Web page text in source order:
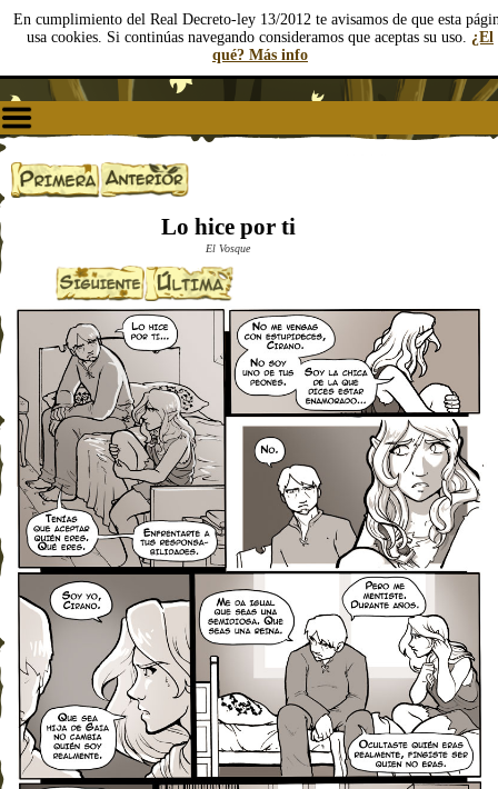
En cumplimiento del Real Decreto-ley 13/2012 te avisamos de que esta
usa cookies. Si continúas navegando consideramos que aceptas su uso. ¿El
qué? Más info
Lo hice por ti
El Vosque